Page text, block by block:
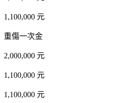
1,100,000 元
重傷一次金
2,000,000 元
1,100,000 元
1,100,000 元